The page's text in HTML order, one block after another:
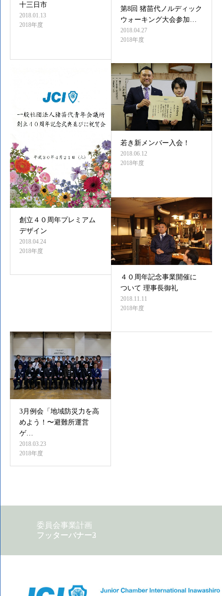
十三日市
2018.01.13
2018年度
第8回 猪苗代ノルディック
ウォーキング大会参加…
2018.04.27
2018年度
創立４０周年プレミアム
デザイン
2018.04.24
2018年度
若き新メンバー入会！
2018.06.12
2018年度
４０周年記念事業開催に
ついて 理事長御礼
2018.11.11
2018年度
3月例会「地域防災力を高
めよう！〜避難所運営
ゲ…
2018.03.23
2018年度
委員会事業計画
フッターバナー2
フッターバナー3